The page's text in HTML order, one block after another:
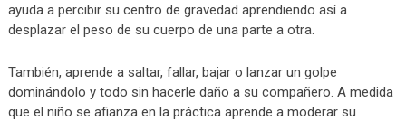
ayuda a percibir su centro de gravedad aprendiendo así a
desplazar el peso de su cuerpo de una parte a otra.
También, aprende a saltar, fallar, bajar o lanzar un golpe
dominándolo y todo sin hacerle daño a su compañero. A medida
que el niño se afianza en la práctica aprende a moderar su